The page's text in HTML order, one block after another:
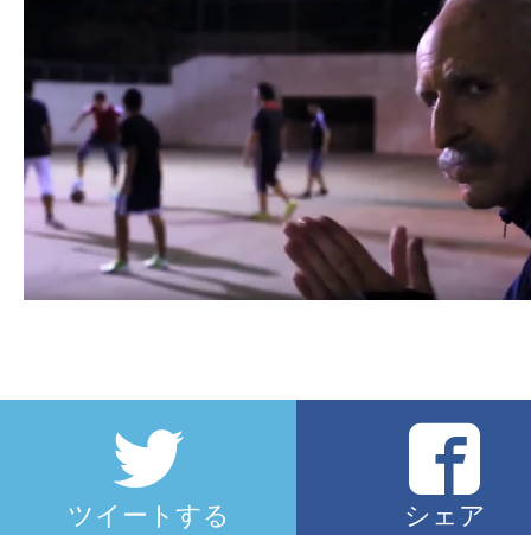
ツイートする シェア